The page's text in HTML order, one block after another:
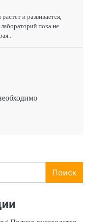
и развивается,
пока не
Поиск